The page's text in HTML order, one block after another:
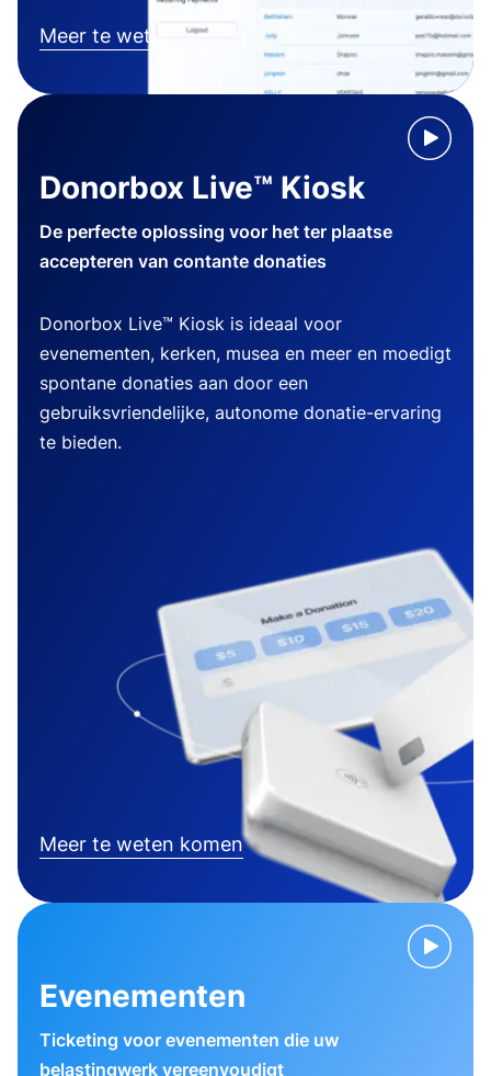
Meer te weten komen
Donorbox Live™ Kiosk
De perfecte oplossing voor het ter plaatse
accepteren van contante donaties
Donorbox Live™ Kiosk is ideaal voor
evenementen, kerken, musea en meer en moedigt
spontane donaties aan door een
gebruiksvriendelijke, autonome donatie-ervaring
te bieden.
Meer te weten komen
Evenementen
Ticketing voor evenementen die uw
belastingwerk vereenvoudigt